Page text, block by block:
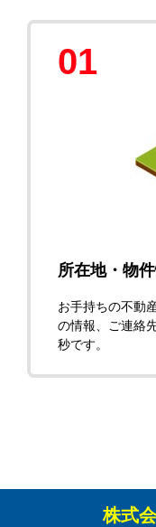
01
所在地・物
お手持ちの不動
の情報、ご連絡
秒です。
株式